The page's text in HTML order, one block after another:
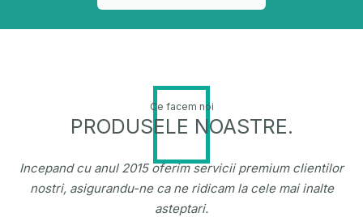
Ce facem noi
PRODUSELE NOASTRE.
Incepand cu anul 2015 oferim servicii premium clientilor
nostri, asigurandu-ne ca ne ridicam la cele mai inalte
asteptari.